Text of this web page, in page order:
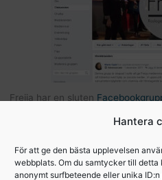
Hantera
För att ge den bästa upplevelsen
webbplats. Om du samtycker till detta
anonymt surfbeteende eller unika
Freija har en sluten
gruppen kan du som är medlem
filer från Freijaträffar. Om du är
begär att få bli medlem.